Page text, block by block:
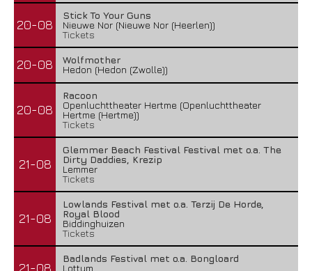
20-08
Stick To Your Guns
Nieuwe Nor (Nieuwe Nor (Heerlen))
Tickets
20-08
Wolfmother
Hedon (Hedon (Zwolle))
20-08
Racoon
Openluchttheater Hertme (Openluchttheater
Hertme (Hertme))
Tickets
21-08
Glemmer Beach Festival Festival met o.a. The
Dirty Daddies, Krezip
Lemmer
Tickets
21-08
Lowlands Festival met o.a. Terzij De Horde,
Royal Blood
Biddinghuizen
Tickets
21-08
Badlands Festival met o.a. Bongloard
Lottum